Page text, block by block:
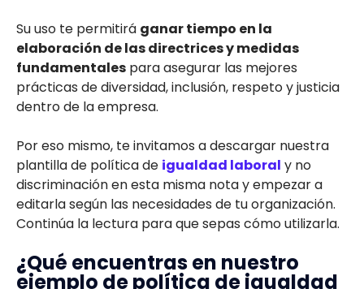
Su uso te permitirá ganar tiempo en la
elaboración de las directrices y medidas
fundamentales para asegurar las mejores
prácticas de diversidad, inclusión, respeto y justicia
dentro de la empresa.
Por eso mismo, te invitamos a descargar nuestra
plantilla de política de igualdad laboral y no
discriminación en esta misma nota y empezar a
editarla según las necesidades de tu organización.
Continúa la lectura para que sepas cómo utilizarla.
¿Qué encuentras en nuestro
ejemplo de política de igualdad